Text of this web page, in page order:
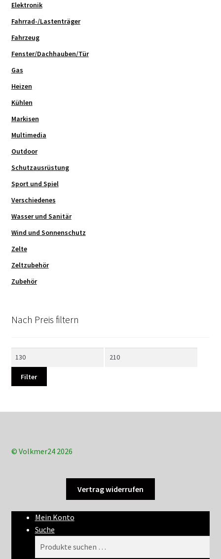
Elektronik
Fahrrad-/Lastenträger
Fahrzeug
Fenster/Dachhauben/Tür
Gas
Heizen
Kühlen
Markisen
Multimedia
Outdoor
Schutzausrüstung
Sport und Spiel
Verschiedenes
Wasser und Sanitär
Wind und Sonnenschutz
Zelte
Zeltzubehör
Zubehör
Nach Preis filtern
Filter
© Volkmer24 2026
Vertrag widerrufen
Mein Konto
Suche